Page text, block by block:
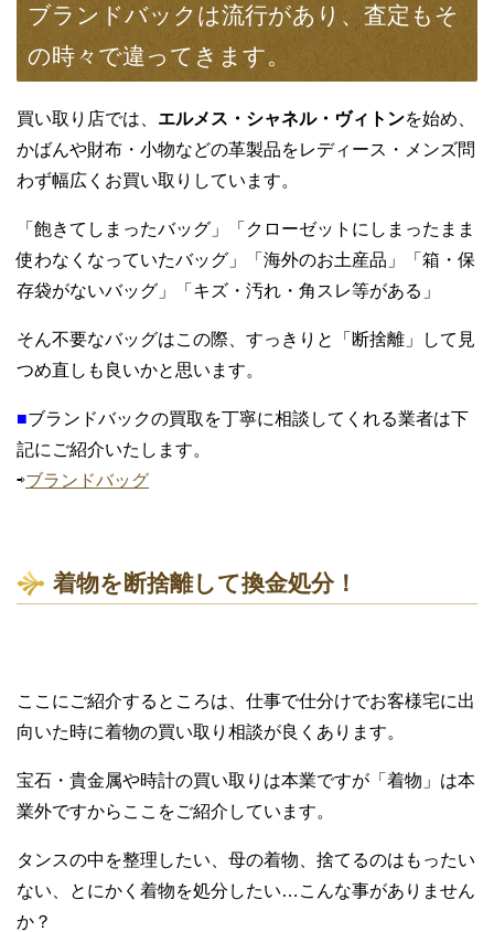
ブランドバックは流行があり、査定もそ
の時々で違ってきます。
買い取り店では、 エルメス・シャネル・ヴィトンを始め、
かばんや財布・小物などの革製品をレディース・メンズ問
わず幅広くお買い取りしています。
「飽きてしまったバッグ」「クローゼットにしまったまま
使わなくなっていたバッグ」「海外のお土産品」「箱・保
存袋がないバッグ」「キズ・汚れ・角スレ等がある」
そん不要なバッグはこの際、すっきりと「断捨離」して見
つめ直しも良いかと思います。
■ブランドバックの買取を丁寧に相談してくれる業者は下
記にご紹介いたします。
⇨ブランドバッグ
着物を断捨離して換金処分！
ここにご紹介するところは、仕事で仕分けでお客様宅に出
向いた時に着物の買い取り相談が良くあります。
宝石・貴金属や時計の買い取りは本業ですが「着物」は本
業外ですからここをご紹介しています。
タンスの中を整理したい、母の着物、捨てるのはもったい
ない、とにかく着物を処分したい…こんな事がありません
か？